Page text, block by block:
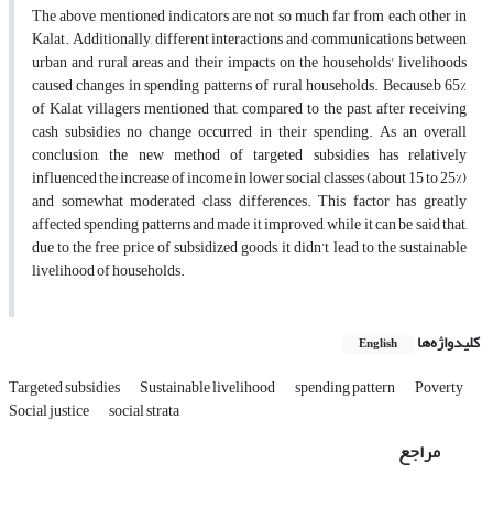
The above mentioned indicators are not so much far from each other in
Kalat. Additionally, different interactions and communications between
urban and rural areas and their impacts on the households' livelihoods
caused changes in spending patterns of rural households. Because,b 65%
of Kalat villagers mentioned that, compared to the past, after receiving
cash subsidies no change occurred in their spending. As an overall
conclusion, the new method of targeted subsidies has relatively
influenced the increase of income in lower social classes (about 15 to 25%)
and somewhat moderated class differences. This factor has greatly
affected spending patterns and made it improved, while it can be said that,
due to the free price of subsidized goods, it didn’t lead to the sustainable
livelihood of households.
کلیدواژه‌ها English
Targeted subsidies Sustainable livelihood spending pattern Poverty
Social justice social strata
مراجع